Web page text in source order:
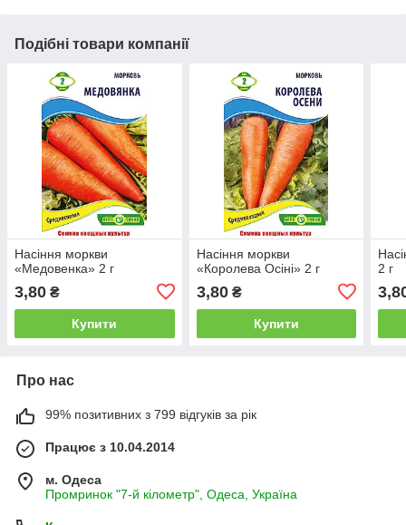
Подібні товари компанії
Насіння моркви
«Медовенка» 2 г
3,80 ₴
Купити
Насіння моркви
«Королева Осіні» 2 г
3,80₴
Купити
2 г
Про нас
99% позитивних з 799 відгуків за рік
Працює з 10.04.2014
м. Одеса
Промринок "7-й кілометр", Одеса, Україна